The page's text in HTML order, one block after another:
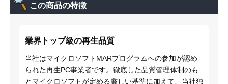
この商品の特徴
業界トップ級の再生品質
当社はマイクロソフトMARプログラムへの参加が認め
られた再生PC事業者です。徹底した品質管理体制のも
とマイクロソフトが定める厳しい基準に加えて、当社独